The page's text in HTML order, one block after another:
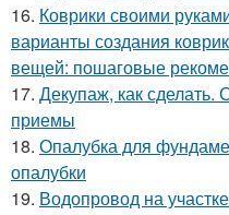
16. Коврики своими
варианты создания
вещей: пошаговые
17. Декупаж, как
приемы
18. Опалубка для
опалубки
19. Водопровод на